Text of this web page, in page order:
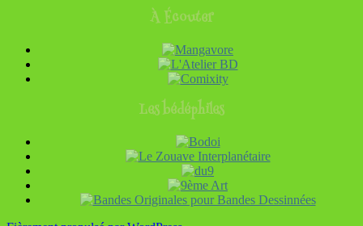
À Écouter
Les bédéphiles